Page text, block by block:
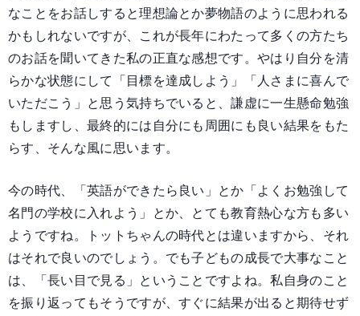
なことをお話しすると理想論とか夢物語のように思われる
かもしれないですが、これが長年にわたって多くの方たち
のお話を聞いてきた私の正直な感想です。やはり自分を清
らかな状態にして「目標を達成しよう」「人さまに喜んで
いただこう」と思う気持ちでいると、謙虚に一生懸命勉強
もしますし、最終的には自分にも周囲にも良い結果をもた
らす、そんな風に思います。
今の時代、「英語ができたら良い」とか「よくお勉強して
名門の学校に入れよう」とか、とても教育熱心な方も多い
ようですね。トットちゃんの時代とは違いますから、それ
はそれで良いのでしょう。でも子どもの成長で大事なこと
は、「長い目で見る」ということですよね。私自身のこと
を振り返ってもそうですが、すぐに結果が出ると期待せず